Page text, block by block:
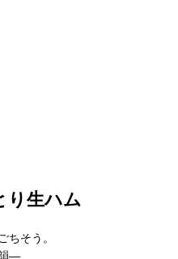
り生ハム
ちそう。
―